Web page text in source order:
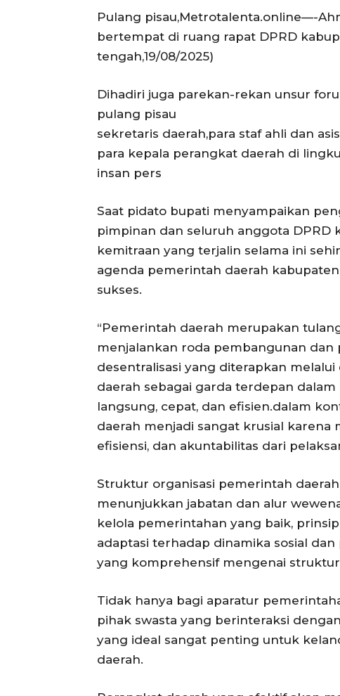
Pulang pisau,Metrotalenta.online—-
bertempat di ruang rapat DPRD
tengah,19/08/2025)
Dihadiri juga parekan-rekan unsur
pulang pisau
sekretaris daerah,para staf ahli dan
para kepala perangkat daerah di
insan pers
Saat pidato bupati menyampaikan
pimpinan dan seluruh anggota DPRD
kemitraan yang terjalin selama ini
agenda pemerintah daerah
sukses.
“Pemerintah daerah merupakan
menjalankan roda pembangunan dan
desentralisasi yang diterapkan
daerah sebagai garda terdepan
langsung, cepat, dan efisien.dalam
daerah menjadi sangat krusial karena
efisiensi, dan akuntabilitas dari
Struktur organisasi pemerintah
menunjukkan jabatan dan alur
kelola pemerintahan yang baik,
adaptasi terhadap dinamika sosial
yang komprehensif mengenai
Tidak hanya bagi aparatur
pihak swasta yang berinteraksi
yang ideal sangat penting untuk
daerah.